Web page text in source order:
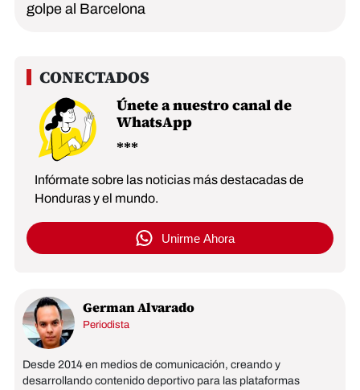
golpe al Barcelona
Únete a nuestro canal de
WhatsApp
Infórmate sobre las noticias más destacadas de
Honduras y el mundo.
Unirme Ahora
German Alvarado
Periodista
Desde 2014 en medios de comunicación, creando y
desarrollando contenido deportivo para las plataformas